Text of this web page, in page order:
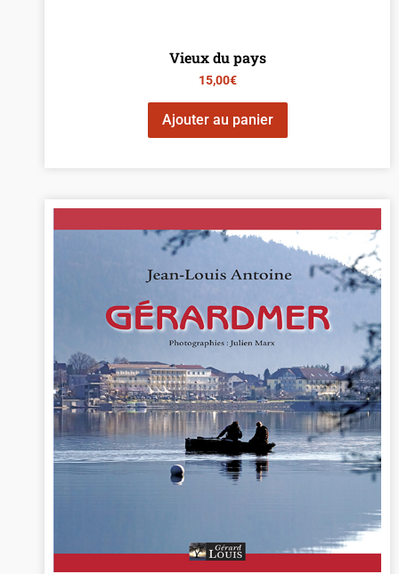
Vieux du pays
15,00€
Ajouter au panier